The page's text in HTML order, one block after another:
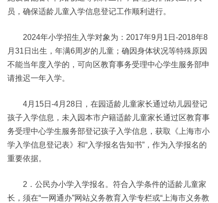
员，确保适龄儿童入学信息登记工作顺利进行。
2024年小学招生入学对象为：2017年9月1日-2018年8
月31日出生，年满6周岁的儿童；确因身体状况等特殊原因
不能当年度入学的，可向区教育事务受理中心学生服务部申
请推迟一年入学。
4月15日-4月28日，在园适龄儿童家长通过幼儿园登记
孩子入学信息，未入园本市户籍适龄儿童家长通过区教育事
务受理中心学生服务部登记孩子入学信息，获取《上海市小
学入学信息登记表》和“入学报名告知书”，作为入学报名的
重要依据。
2．公民办小学入学报名。符合入学条件的适龄儿童家
长，须在“一网通办”网站义务教育入学专栏或“上海市义务教